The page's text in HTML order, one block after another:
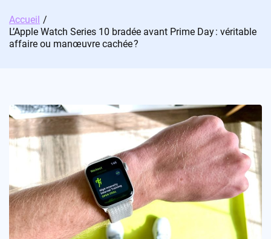
Accueil
L’Apple Watch Series 10 bradée avant Prime Day : véritable
affaire ou manœuvre cachée ?